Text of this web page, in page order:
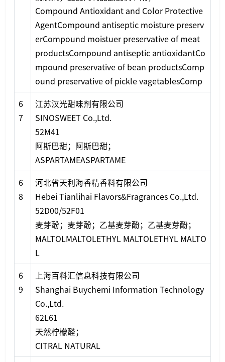
Compound Antioxidant and Color Protective
AgentCompound antiseptic moisture preserv
erCompound moistuer preservative of meat
productsCompound antiseptic antioxidantCo
mpound preservative of bean productsComp
ound preservative of pickle vagetablesComp
6
7
江苏汉光甜味剂有限公司
SINOSWEET Co.,Ltd.
52M41
阿斯巴甜；阿斯巴甜；
ASPARTAMEASPARTAME
6
8
河北省天利海香精香料有限公司
Hebei Tianlihai Flavors&Fragrances Co.,Ltd.
52D00/52F01
麦芽酚；麦芽酚；乙基麦芽酚；乙基麦芽酚；
MALTOLMALTOLETHYL MALTOLETHYL MALTO
L
6
9
上海百料汇信息科技有限公司
Shanghai Buychemi Information Technology
Co.,Ltd.
62L61
天然柠檬醛；
CITRAL NATURAL